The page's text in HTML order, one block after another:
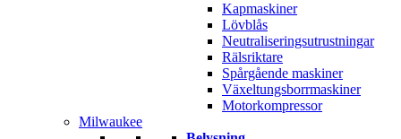
Kapmaskiner
Lövblås
Neutraliseringsutrustningar
Rälsriktare
Spårgående maskiner
Växeltungsborrmaskiner
Motorkompressor
Milwaukee